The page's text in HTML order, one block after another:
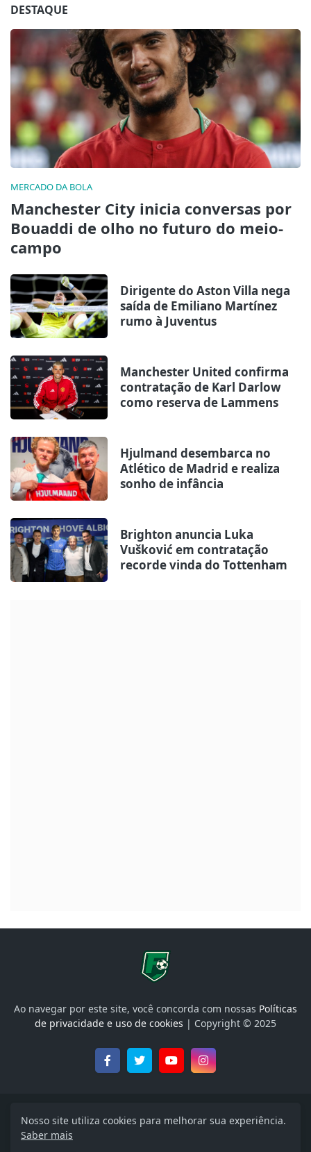
DESTAQUE
MERCADO DA BOLA
Manchester City inicia conversas por
Bouaddi de olho no futuro do meio-
campo
Dirigente do Aston Villa nega
saída de Emiliano Martínez
rumo à Juventus
Manchester United confirma
contratação de Karl Darlow
como reserva de Lammens
Hjulmand desembarca no
Atlético de Madrid e realiza
sonho de infância
Brighton anuncia Luka
Vušković em contratação
recorde vinda do Tottenham
Ao navegar por este site, você concorda com nossas Políticas
de privacidade e uso de cookies | Copyright © 2025
Onde Assistir, Libertadores, Brasileirão e muito mais
Nosso site utiliza cookies para melhorar sua experiência.
Saber mais